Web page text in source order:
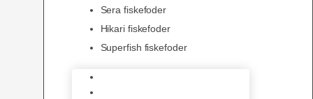
Sera fiskefoder
Hikari fiskefoder
Superfish fiskefoder